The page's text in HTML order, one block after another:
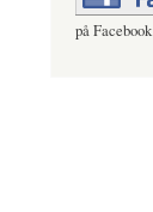
på Facebook